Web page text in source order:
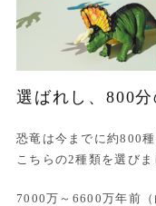
選ばれし、800分
恐竜は今までに約800
こちらの2種類を選びま
7000万～6600万年前（